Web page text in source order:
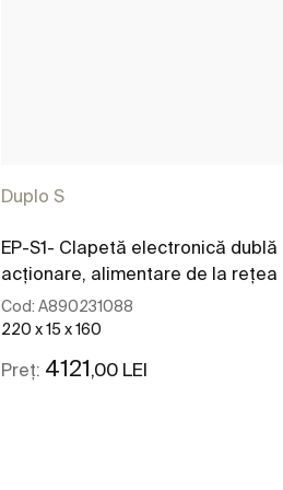
Duplo S
EP-S1- Clapetă electronică dublă
acționare, alimentare de la rețea
Cod: A890231088
220 x 15 x 160
Preț: 4121 ,00 LEI